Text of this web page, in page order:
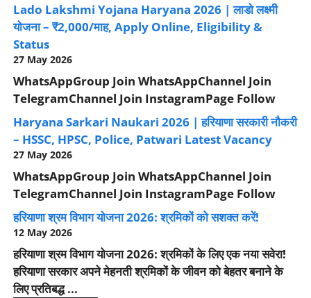
Lado Lakshmi Yojana Haryana 2026 | लाडो लक्ष्मी
योजना – ₹2,000/माह, Apply Online, Eligibility &
Status
27 May 2026
WhatsAppGroup Join WhatsAppChannel Join
TelegramChannel Join InstagramPage Follow
Haryana Sarkari Naukari 2026 | हरियाणा सरकारी नौकरी
– HSSC, HPSC, Police, Patwari Latest Vacancy
27 May 2026
WhatsAppGroup Join WhatsAppChannel Join
TelegramChannel Join InstagramPage Follow
हरियाणा श्रम विभाग योजना 2026: श्रमिकों को सशक्त करें!
12 May 2026
हरियाणा श्रम विभाग योजना 2026: श्रमिकों के लिए एक नया सवेरा!
हरियाणा सरकार अपने मेहनती श्रमिकों के जीवन को बेहतर बनाने के
लिए प्रतिबद्ध ...